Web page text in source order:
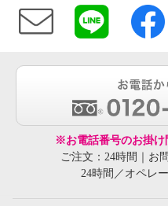
※お電話番号のお掛け
ご注文：24時間｜お
24時間／オペレ